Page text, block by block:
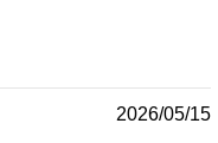
2026/05/15